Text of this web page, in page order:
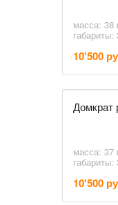
масса: 38
габариты:
10'500
Домкрат
масса: 37
габариты:
10'500